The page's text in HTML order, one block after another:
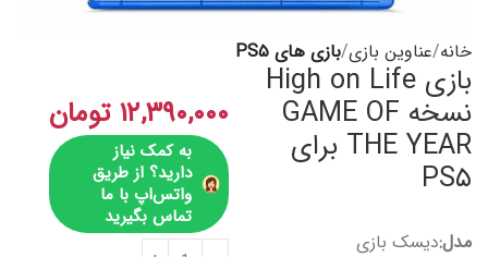
خانه عناوین بازی بازی های PS۵
بازی High on Life
نسخه GAME OF
THE YEAR برای
PS۵
مدل:دیسک بازی
۱۲,۳۹۰,۰۰۰ تومان
به کمک نیاز
دارید؟ از طریق
واتس‌اپ با ما
تماس بگیرید